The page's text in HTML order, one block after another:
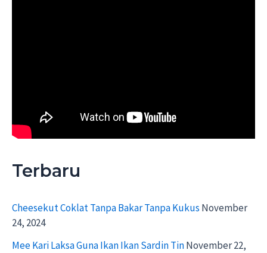
Terbaru
Cheesekut Coklat Tanpa Bakar Tanpa Kukus November
24, 2024
Mee Kari Laksa Guna Ikan Ikan Sardin TinNovember 22,